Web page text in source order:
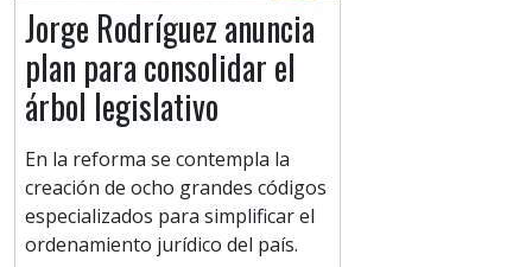
Jorge Rodríguez anuncia
plan para consolidar el
árbol legislativo
En la reforma se contempla la
creación de ocho grandes códigos
especializados para simplificar el
ordenamiento jurídico del país.